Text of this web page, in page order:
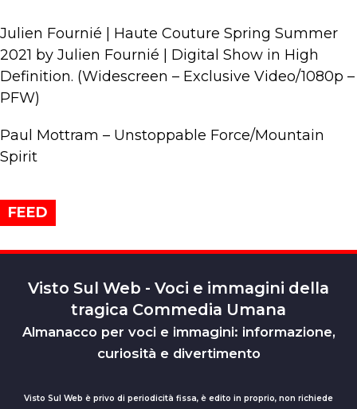
Julien Fournié | Haute Couture Spring Summer
2021 by Julien Fournié | Digital Show in High
Definition. (Widescreen – Exclusive Video/1080p –
PFW)
Paul Mottram – Unstoppable Force/Mountain
Spirit
FEED
Visto Sul Web - Voci e immagini della
tragica Commedia Umana
Almanacco per voci e immagini: informazione,
curiosità e divertimento
Visto Sul Web è privo di periodicità fissa, è edito in proprio, non richiede